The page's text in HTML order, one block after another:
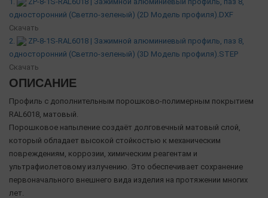
односторонний (Светло-зеленый) (2D Модель профиля).DXF
Скачать
2.
ZP-8-1S-RAL6018 | Зажимной алюминиевый профиль, паз 8,
односторонний (Светло-зеленый) (3D Модель профиля).STEP
Скачать
ОПИСАНИЕ
Профиль с дополнительным порошково-полимерным покрытием
RAL6018, матовый.
Порошковое напыление создаёт долговечный матовый слой,
который обладает высокой стойкостью к механическим
повреждениям, коррозии, химическим реагентам и
ультрафиолетовому излучению. Это обеспечивает сохранение
первоначального внешнего вида изделия на протяжении многих
лет.